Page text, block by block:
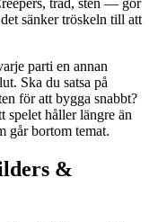
sänker tröskeln till att
parti en annan
Ska du satsa på
för att bygga snabbt?
spelet håller längre än
går bortom temat.
&